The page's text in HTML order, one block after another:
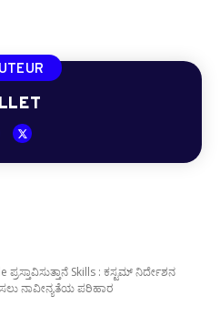
ಪ್ರಸ್ತಾವಿಸುತ್ತಾನೆ Skills : ಕಸ್ಟಮ್ ನಿರ್ದೇಶನ
ನಾವೀನ್ಯತೆಯ ಪರಿಹಾರ